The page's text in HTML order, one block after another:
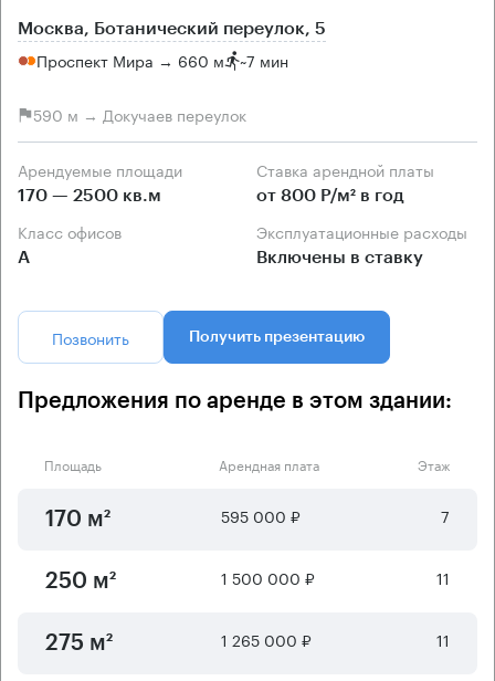
Москва, Ботанический переулок, 5
Проспект Мира → 660 м ~7 мин
590 м → Докучаев переулок
Арендуемые площади
170 — 2500 кв.м
Ставка арендной платы
от 800 Р/м² в год
Класс офисов
А
Эксплуатационные расходы
Включены в ставку
Позвонить Получить презентацию
Предложения по аренде в этом здании:
Площадь Арендная плата Этаж
170 м² 595 000 ₽ 7
250 м² 1 500 000 ₽ 11
275 м² 1 265 000 ₽ 11